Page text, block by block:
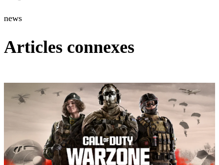
news
Articles connexes